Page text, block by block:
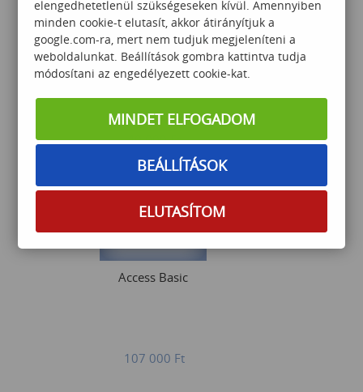
Outlook és OneNote
használata
49 000Ft
Access Basic
107 000 Ft
elengedhetetlenül szükségeseken kívül. Amennyiben
minden cookie-t elutasít, akkor átirányítjuk a
google.com-ra, mert nem tudjuk megjeleníteni a
weboldalunkat. Beállítások gombra kattintva tudja
módosítani az engedélyezett cookie-kat.
MINDET ELFOGADOM
BEÁLLÍTÁSOK
ELUTASÍTOM